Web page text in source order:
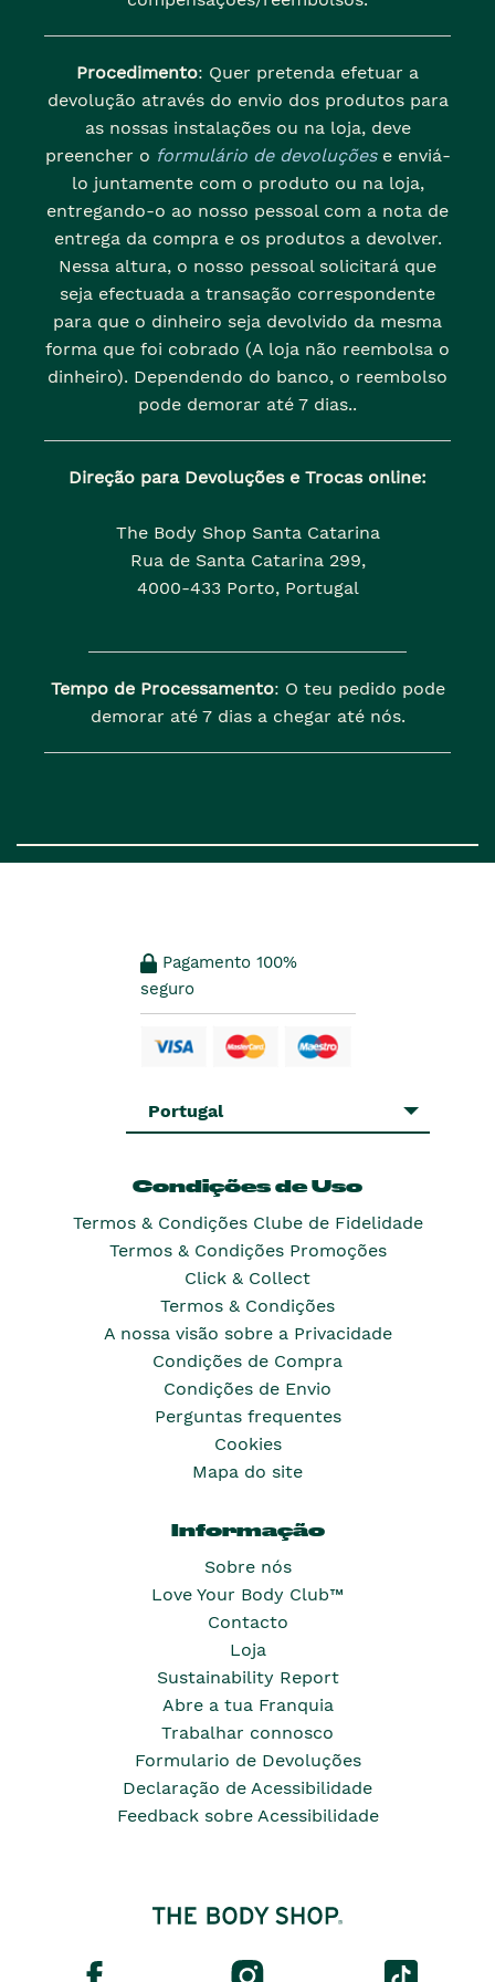
Procedimento: Quer pretenda efetuar a
devolução através do envio dos produtos para
as nossas instalações ou na loja, deve
preencher o formulário de devoluçõese enviá-
lo juntamente com o produto ou na loja,
entregando-o ao nosso pessoal com a nota de
entrega da compra e os produtos a devolver.
Nessa altura, o nosso pessoal solicitará que
seja efectuada a transação correspondente
para que o dinheiro seja devolvido da mesma
forma que foi cobrado (A loja não reembolsa o
dinheiro). Dependendo do banco, o reembolso
pode demorar até 7 dias..
Direção para Devoluções e Trocas online:
The Body Shop Santa Catarina
Rua de Santa Catarina 299,
4000-433 Porto, Portugal
Tempo de Processamento: O teu pedido pode
demorar até 7 dias a chegar até nós.
Pagamento 100%
seguro
Portugal
Condições de Uso
Termos & Condições Clube de Fidelidade
Termos & Condições Promoções
Click & Collect
Termos & Condições
A nossa visão sobre a Privacidade
Condições de Compra
Condições de Envio
Perguntas frequentes
Cookies
Mapa do site
Informação
Sobre nós
Love Your Body Club™
Contacto
Loja
Sustainability Report
Abre a tua Franquia
Trabalhar connosco
Formulario de Devoluções
Declaração de Acessibilidade
Feedback sobre Acessibilidade